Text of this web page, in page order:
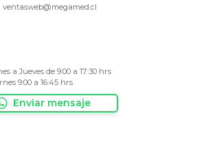
ventasweb@megamed.cl
a Jueves de 9:00 a 17:30 hrs
9:00 a 16:45 hrs
Enviar mensaje